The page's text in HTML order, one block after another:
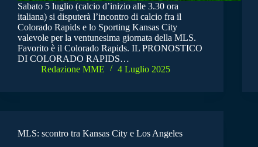
Sabato 5 luglio (calcio d’inizio alle 3.30 ora
italiana) si disputerà l’incontro di calcio fra il
Colorado Rapids e lo Sporting Kansas City
valevole per la ventunesima giornata della MLS.
Favorito è il Colorado Rapids. IL PRONOSTICO
DI COLORADO RAPIDS…
Redazione MME
4 Luglio 2025
MLS: scontro tra Kansas City e Los Angeles